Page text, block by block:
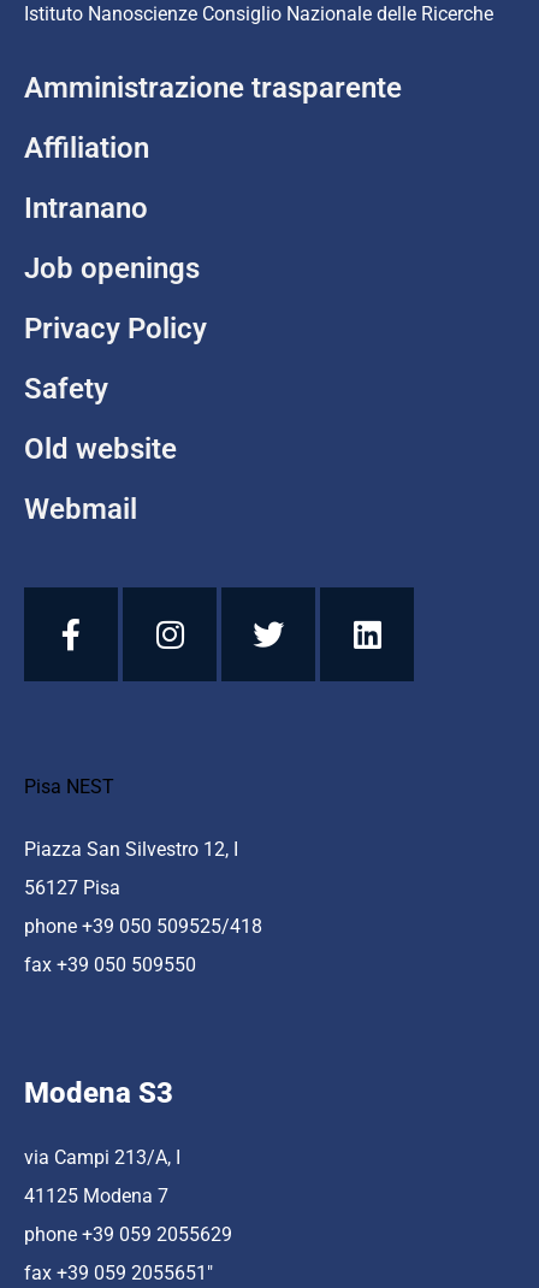
Istituto Nanoscienze Consiglio Nazionale delle Ricerche
Amministrazione trasparente
Affiliation
Intranano
Job openings
Privacy Policy
Safety
Old website
Webmail
Pisa NEST
Piazza San Silvestro 12, I
56127 Pisa
phone +39 050 509525/418
fax +39 050 509550
Modena S3
via Campi 213/A, I
41125 Modena 7
phone +39 059 2055629
fax +39 059 2055651″